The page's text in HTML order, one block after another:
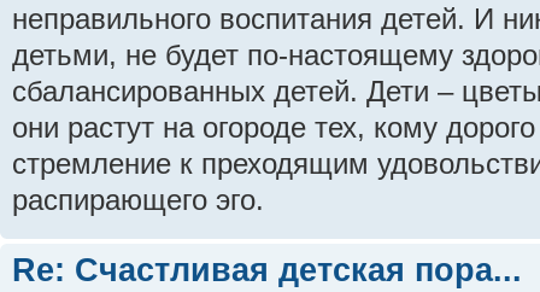
неправильного воспитания детей. И
детьми, не будет по-настоящему
сбалансированных детей. Дети –
они растут на огороде тех, кому
стремление к преходящим
распирающего эго.
Re: Счастливая детская пора...